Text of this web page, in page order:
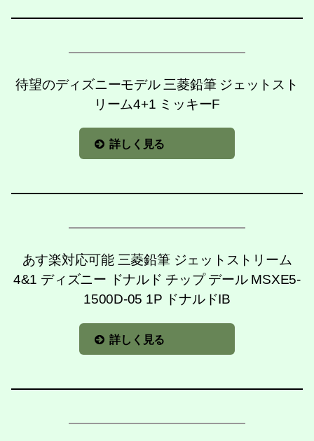
待望のディズニーモデル 三菱鉛筆 ジェットスト
リーム4+1 ミッキーF
詳しく見る
あす楽対応可能 三菱鉛筆 ジェットストリーム
4&1 ディズニー ドナルド チップ デール MSXE5-
1500D-05 1P ドナルドIB
詳しく見る